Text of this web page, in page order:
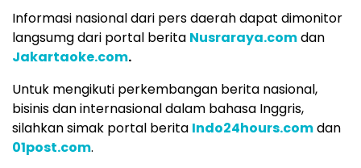
Informasi nasional dari pers daerah dapat dimonitor
langsumg dari portal berita Nusraraya.comdan
Jakartaoke.com.
Untuk mengikuti perkembangan berita nasional,
bisinis dan internasional dalam bahasa Inggris,
silahkan simak portal berita Indo24hours.comdan
01post.com.